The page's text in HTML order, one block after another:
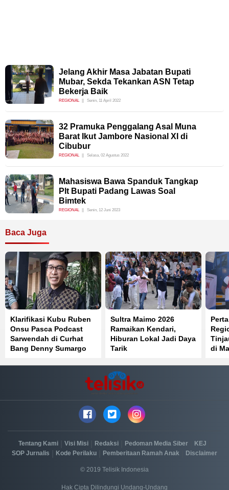
Jelang Akhir Masa Jabatan Bupati
Mubar, Sekda Tekankan ASN Tetap
Bekerja Baik
REGIONAL Senin, 11 April 2022
32 Pramuka Penggalang Asal Muna
Barat Ikut Jambore Nasional XI di
Cibubur
REGIONAL Selasa, 02 Agustus 2022
Mahasiswa Bawa Spanduk Tangkap
Plt Bupati Padang Lawas Soal
Bimtek
REGIONAL Senin, 12 Juni 2023
Baca Juga
Klarifikasi Kubu Ruben
Onsu Pasca Podcast
Sarwendah di Curhat
Bang Denny Sumargo
Sultra Maimo 2026
Ramaikan Kendari,
Hiburan Lokal Jadi Daya
Tarik
di
Tentang Kami Visi Misi Redaksi Pedoman Media Siber KEJ
SOP Jurnalis Kode Perilaku Pemberitaan Ramah Anak Disclaimer
© 2019 Telisik Indonesia
Hak Cipta Dilindungi Undang-Undang